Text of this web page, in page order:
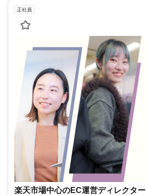
正社員
楽天市場中心のEC運営ディレクター